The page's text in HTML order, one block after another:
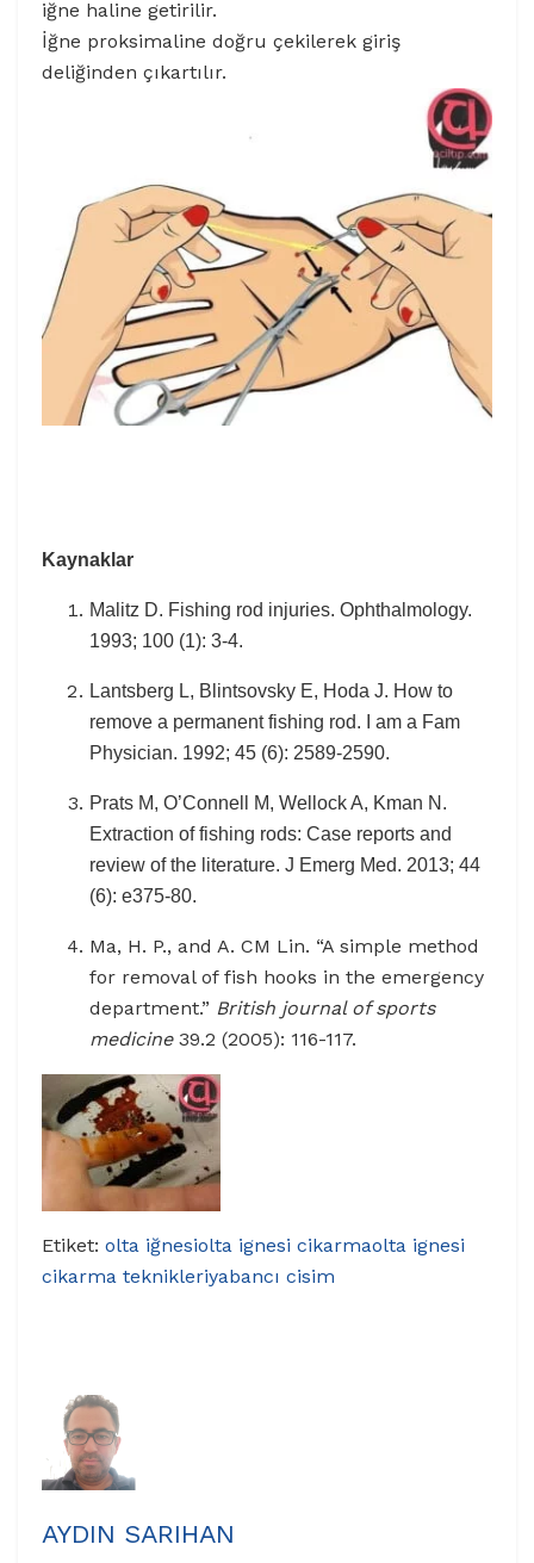
iğne haline getirilir.
İğne proksimaline doğru çekilerek giriş
deliğinden çıkartılır.
Kaynaklar
Malitz D. Fishing rod injuries. Ophthalmology.
1993; 100 (1): 3-4.
Lantsberg L, Blintsovsky E, Hoda J. How to
remove a permanent fishing rod. I am a Fam
Physician. 1992; 45 (6): 2589-2590.
Prats M, O’Connell M, Wellock A, Kman N.
Extraction of fishing rods: Case reports and
review of the literature. J Emerg Med. 2013; 44
(6): e375-80.
Ma, H. P., and A. CM Lin. “A simple method
for removal of fish hooks in the emergency
department.” British journal of sports
medicine39.2 (2005): 116-117.
Etiket: olta iğnesiolta ignesi cikarmaolta ignesi
cikarma teknikleriyabancı cisim
AYDIN SARIHAN